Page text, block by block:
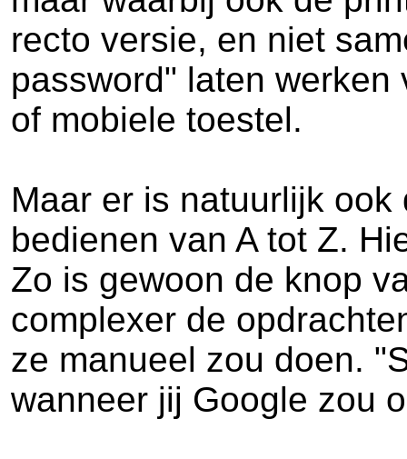
recto versie, en niet
password" laten
of mobiele toestel.
Maar er is natuurlijk
bedienen van A tot Z.
Zo is gewoon de knop
complexer de
ze manueel zou doen.
wanneer jij Google zou